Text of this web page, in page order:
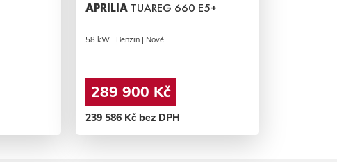
APRILIA TUAREG 660 E5+
58 kW | Benzin | Nové
289 900 Kč
239 586 Kč bez DPH